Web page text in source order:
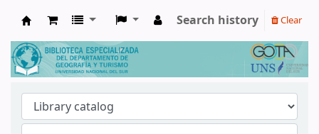
Biblioteca de Geografía y Turismo
Search history Clear